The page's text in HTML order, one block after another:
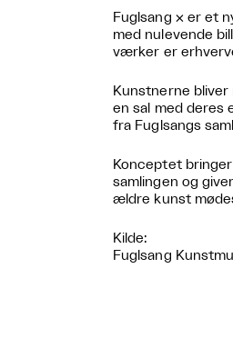
Fuglsang × er et
med nulevende
værker er
Kunstnerne
en sal med deres
fra Fuglsangs
Konceptet
samlingen og
ældre kunst
Kilde:
Fuglsang